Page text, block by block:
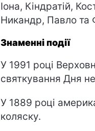
Іона, Кіндратій,
Никандр, Павло та
Знаменні події
У 1991 році
святкування Дня
У 1889 році
коляску.